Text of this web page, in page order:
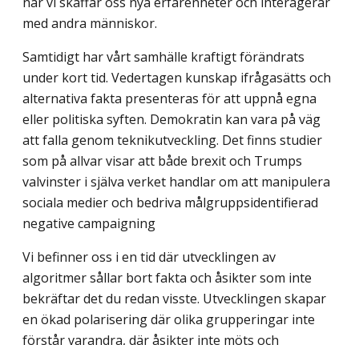
med andra människor.
Samtidigt har vårt samhälle kraftigt förändrats
under kort tid. Vedertagen kunskap ifrågasätts och
alternativa fakta presenteras för att uppnå egna
eller politiska syften. Demokratin kan vara på väg
att falla genom teknikutveckling. Det finns studier
som på allvar visar att både brexit och Trumps
valvinster i själva verket handlar om att manipulera
sociala medier och bedriva målgruppsidentifierad
negative campaigning
Vi befinner oss i en tid där utvecklingen av
algoritmer sållar bort fakta och åsikter som inte
bekräftar det du redan visste. Utvecklingen skapar
en ökad polarisering där olika grupperingar inte
förstår varandra, där åsikter inte möts och